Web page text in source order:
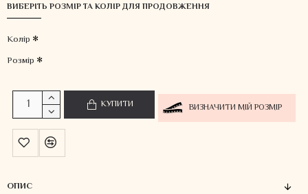
ВИБЕРІТЬ РОЗМІР ТА КОЛІР ДЛЯ ПРОДОВЖЕННЯ
Колiр
Розмір
КУПИТИ ВИЗНАЧИТИ МІЙ РОЗМІР
ОПИС